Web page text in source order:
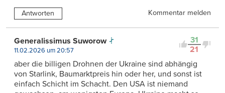
Antworten Kommentar melden
31
21
Generalissimus Suworow
11.02.2026 um 20:57
aber die billigen Drohnen der Ukraine sind abhängig
von Starlink, Baumarktpreis hin oder her, und sonst ist
einfach Schicht im Schacht. Den USA ist niemand